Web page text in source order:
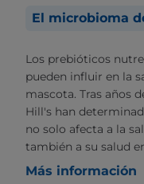
El microbioma
Los prebióticos
pueden influir en la
mascota. Tras años
Hill's han
no solo afecta a la
también a su salud
Más información